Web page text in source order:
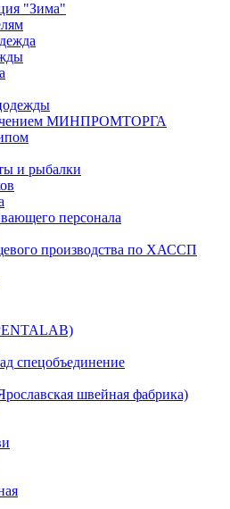
"Зима"
МИНПРОМТОРГА
и рыбалки
персонала
производства по ХАССП
спецобъединение
швейная фабрика)